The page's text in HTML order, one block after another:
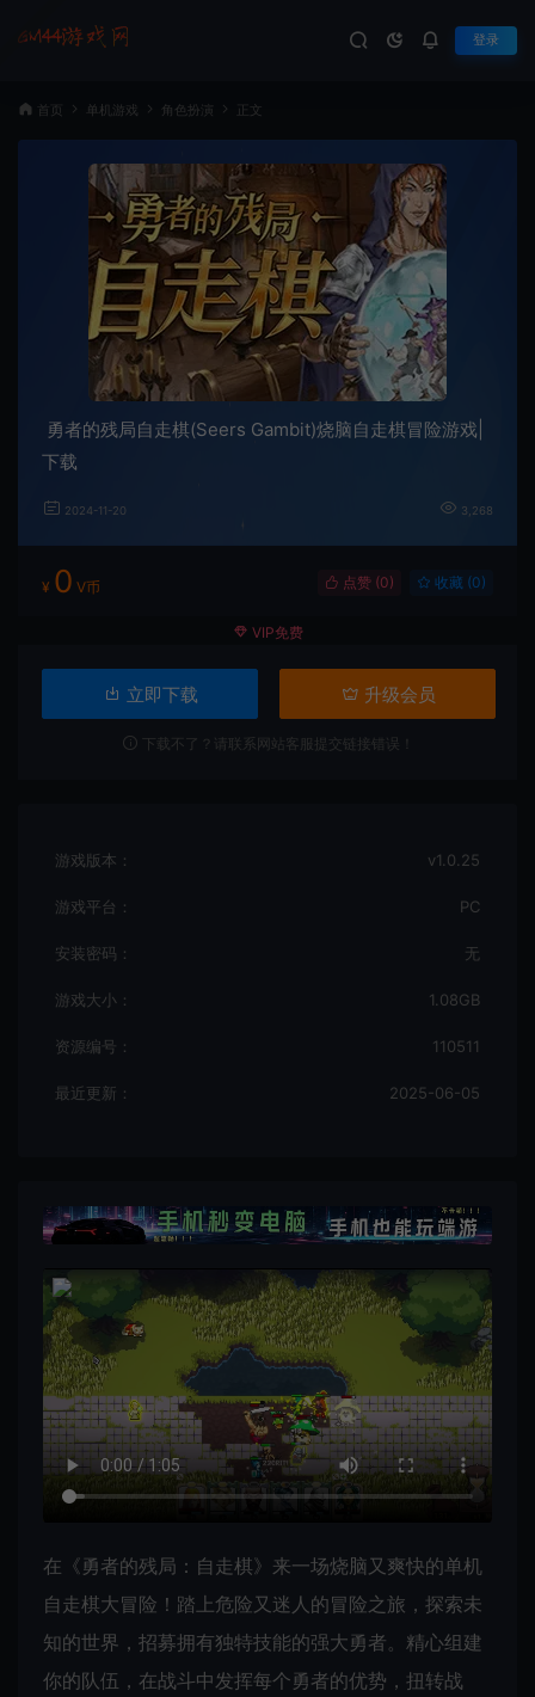
登录
首页 单机游戏 角色扮演 正文
勇者的残局自走棋(Seers Gambit)烧脑自走棋冒险游戏|
下载
2024-11-20 3,268
¥ 0 V币 点赞 (0) 收藏 (0)
VIP免费
立即下载 升级会员
下载不了？请联系网站客服提交链接错误！
游戏版本： v1.0.25
游戏平台： PC
安装密码： 无
游戏大小： 1.08GB
资源编号： 110511
最近更新： 2025-06-05
在《勇者的残局：自走棋》来一场烧脑又爽快的单机
自走棋大冒险！踏上危险又迷人的冒险之旅，探索未
知的世界，招募拥有独特技能的强大勇者。精心组建
你的队伍，在战斗中发挥每个勇者的优势，扭转战